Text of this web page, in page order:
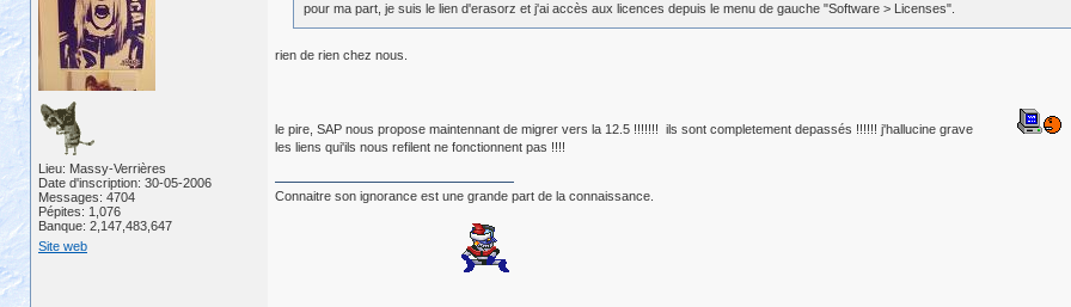
Lieu: Massy-Verrières
Date d'inscription: 30-05-2006
Messages: 4704
Pépites: 1,076
Banque: 2,147,483,647
Site web
pour ma part, je suis le lien d'erasorz et j'ai accès aux licences depuis le menu de gauche "Software > Licenses".
rien de rien chez nous.
le pire, SAP nous propose maintennant de migrer vers la 12.5 !!!!!!! ils sont completement depassés !!!!!! j'hallucine grave
les liens qui'ils nous refilent ne fonctionnent pas !!!!
Connaitre son ignorance est une grande part de la connaissance.